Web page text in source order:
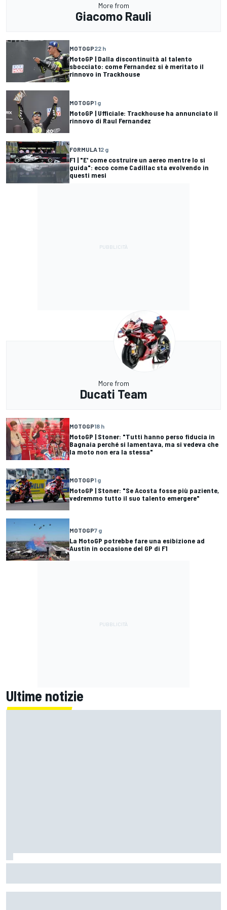
More from
Giacomo Rauli
MOTOGP22 h
MotoGP | Dalla discontinuità al talento
sbocciato: come Fernandez si è meritato il
rinnovo in Trackhouse
MOTOGP1 g
MotoGP | Ufficiale: Trackhouse ha annunciato il
rinnovo di Raul Fernandez
FORMULA 12 g
F1 | "E' come costruire un aereo mentre lo si
guida": ecco come Cadillac sta evolvendo in
questi mesi
More from
Ducati Team
MOTOGP18 h
MotoGP | Stoner: "Tutti hanno perso fiducia in
Bagnaia perché si lamentava, ma si vedeva che
la moto non era la stessa"
MOTOGP1 g
MotoGP | Stoner: "Se Acosta fosse più paziente,
vedremmo tutto il suo talento emergere"
MOTOGP7 g
La MotoGP potrebbe fare una esibizione ad
Austin in occasione del GP di F1
Ultime notizie